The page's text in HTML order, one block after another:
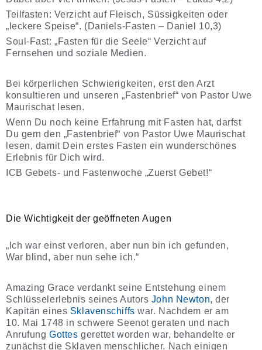
Teilfasten: Verzicht auf Fleisch, Süssigkeiten oder
„leckere Speise“. (Daniels-Fasten – Daniel 10,3)
Soul-Fast: „Fasten für die Seele“ Verzicht auf
Fernsehen und soziale Medien.
Bei körperlichen Schwierigkeiten, erst den Arzt
konsultieren und unseren „Fastenbrief“ von Pastor Uwe
Maurischat lesen.
Wenn Du noch keine Erfahrung mit Fasten hat, darfst
Du gern den „Fastenbrief“ von Pastor Uwe Maurischat
lesen, damit Dein erstes Fasten ein wunderschönes
Erlebnis für Dich wird.
ICB Gebets- und Fastenwoche „Zuerst Gebet!“
Die Wichtigkeit der geöffneten Augen
„Ich war einst verloren, aber nun bin ich gefunden,
War blind, aber nun sehe ich.“
Amazing Grace verdankt seine Entstehung einem
Schlüsselerlebnis seines Autors John Newton, der
Kapitän eines Sklavenschiffs war. Nachdem er am
10. Mai 1748 in schwere Seenot geraten und nach
AnrufungGottes gerettet worden war, behandelte er
zunächst die Sklaven menschlicher. Nach einigen